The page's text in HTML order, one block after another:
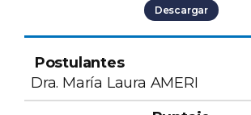
Descargar
Dra. María Laura AMERI